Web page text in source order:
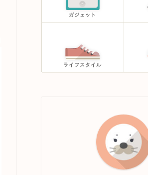
ガジェット
ライフスタイル